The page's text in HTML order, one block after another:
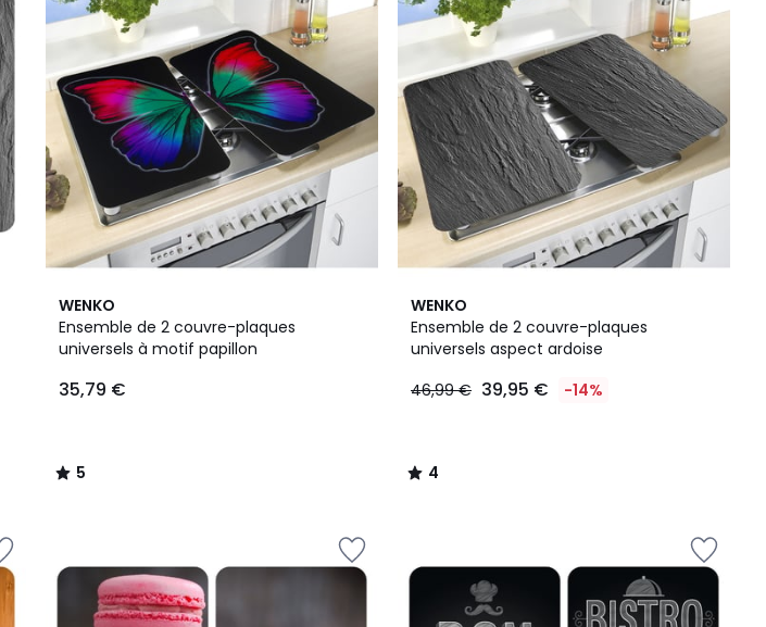
WENKO
Ensemble de 2 couvre-plaques
universels à motif papillon
35,79 €
5
/
5
5
/
WENKO
Ensemble de 2 couvre-plaques
universels aspect ardoise
46,99 € 39,95 € -14%
4
/
5
4
/